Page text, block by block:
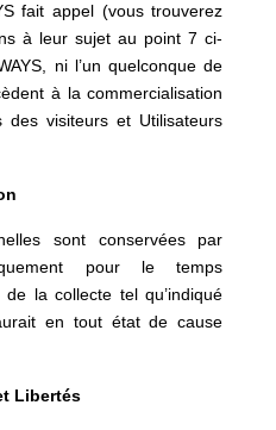
fait appel (vous trouverez
à leur sujet au point 7 ci-
ni l’un quelconque de
à la commercialisation
des visiteurs et Utilisateurs
sont conservées par
pour le temps
la collecte tel qu’indiqué
en tout état de cause
Libertés